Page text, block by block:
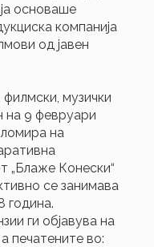
основаше
компанија
од јавен
филмски, музички
на 9 февруари
на
„Блаже Конески“
се занимава
година.
ги објавува на
печатените во: